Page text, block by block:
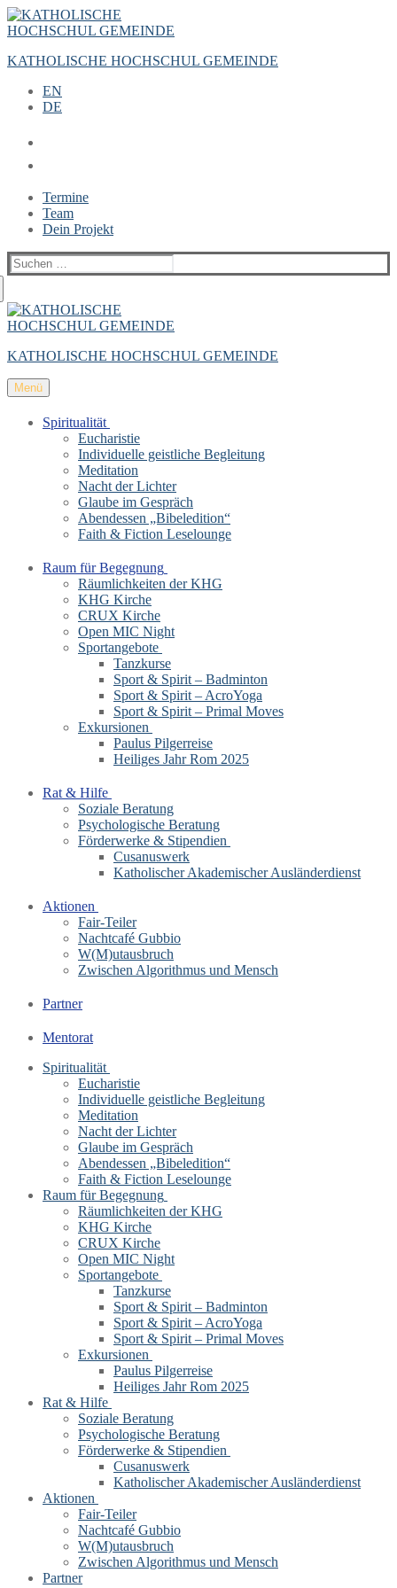
Zum
Inhalt
Menü
Schließen
KATHOLISCHE HOCHSCHUL GEMEINDE
EN
DE
Termine
Team
Dein Projekt
Suchen
nach:
KATHOLISCHE HOCHSCHUL GEMEINDE
Menü
Spiritualität
Eucharistie
Individuelle geistliche Begleitung
Meditation
Nacht der Lichter
Glaube im Gespräch
Abendessen „Bibeledition“
Faith & Fiction Leselounge
Raum für Begegnung
Räumlichkeiten der KHG
KHG Kirche
CRUX Kirche
Open MIC Night
Sportangebote
Tanzkurse
Sport & Spirit – Badminton
Sport & Spirit – AcroYoga
Sport & Spirit – Primal Moves
Exkursionen
Paulus Pilgerreise
Heiliges Jahr Rom 2025
Rat & Hilfe
Soziale Beratung
Psychologische Beratung
Förderwerke & Stipendien
Cusanuswerk
Katholischer Akademischer Ausländerdienst
Aktionen
Fair-Teiler
Nachtcafé Gubbio
W(M)utausbruch
Zwischen Algorithmus und Mensch
Partner
Mentorat
Spiritualität
Eucharistie
Individuelle geistliche Begleitung
Meditation
Nacht der Lichter
Glaube im Gespräch
Abendessen „Bibeledition“
Faith & Fiction Leselounge
Raum für Begegnung
Räumlichkeiten der KHG
KHG Kirche
CRUX Kirche
Open MIC Night
Sportangebote
Tanzkurse
Sport & Spirit – Badminton
Sport & Spirit – AcroYoga
Sport & Spirit – Primal Moves
Exkursionen
Paulus Pilgerreise
Heiliges Jahr Rom 2025
Rat & Hilfe
Soziale Beratung
Psychologische Beratung
Förderwerke & Stipendien
Cusanuswerk
Katholischer Akademischer Ausländerdienst
Aktionen
Fair-Teiler
Nachtcafé Gubbio
W(M)utausbruch
Zwischen Algorithmus und Mensch
Partner